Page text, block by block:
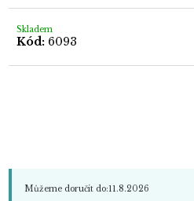
Skladem
Kód: 6093
Můžeme doručit do:11.8.2026